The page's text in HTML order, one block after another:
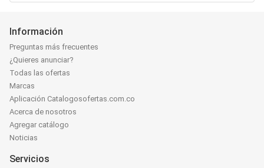
Información
Preguntas más frecuentes
¿Quieres anunciar?
Todas las ofertas
Marcas
Aplicación Catalogosofertas.com.co
Acerca de nosotros
Agregar catálogo
Noticias
Servicios